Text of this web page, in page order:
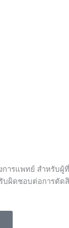
รแพทย์ สำหรับ
ดชอบต่อการตัด